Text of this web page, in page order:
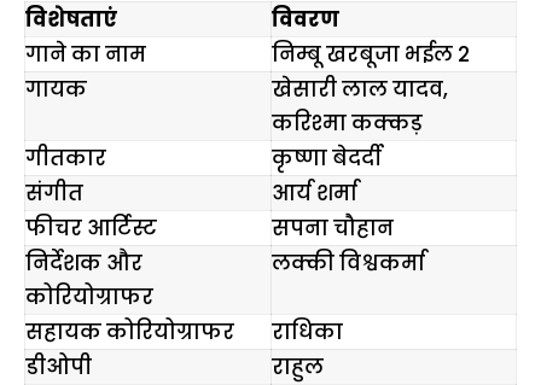
विशेषताएं
विवरण
गाने का नाम
निम्बू खरबूजा भईल 2
गायक
खेसारी लाल यादव,
करिश्मा कक्कड़
गीतकार
कृष्णा बेदर्दी
संगीत
आर्य शर्मा
फीचर आर्टिस्ट
सपना चौहान
निर्देशक और
कोरियोग्राफर
लक्की विश्वकर्मा
सहायक कोरियोग्राफर
राधिका
डीओपी
राहुल